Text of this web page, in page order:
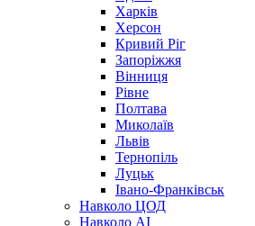
Харків
Херсон
Кривий Ріг
Запоріжжя
Вінниця
Рівне
Полтава
Миколаїв
Львів
Тернопіль
Луцьк
Івано-Франківськ
Навколо ЦОД
Навколо AI